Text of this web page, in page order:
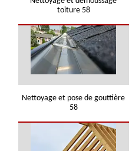
toiture 58
Nettoyage et pose de gouttière
58